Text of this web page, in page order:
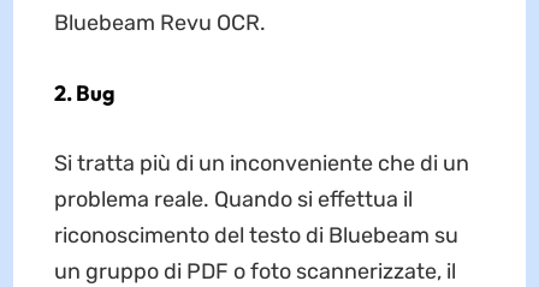
Bluebeam Revu OCR.
2. Bug
Si tratta più di un inconveniente che di un
problema reale. Quando si effettua il
riconoscimento del testo di Bluebeam su
un gruppo di PDF o foto scannerizzate, il